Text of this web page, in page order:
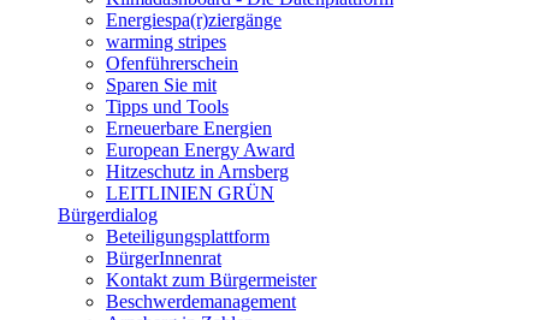
Energiespa(r)ziergänge
warming stripes
Ofenführerschein
Sparen Sie mit
Tipps und Tools
Erneuerbare Energien
European Energy Award
Hitzeschutz in Arnsberg
LEITLINIEN GRÜN
Bürgerdialog
Beteiligungsplattform
BürgerInnenrat
Kontakt zum Bürgermeister
Beschwerdemanagement